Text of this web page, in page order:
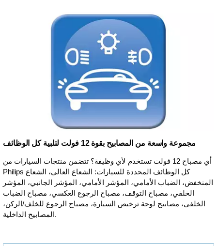
مجموعة واسعة من المصابيح بقوة 12 فولت لتلبية كل الوظائف
أي مصباح 12 فولت تستخدم لأي وظيفة؟ تتضمن منتجات السيارات من
Philips كل الوظائف المحددة للسيارات: الشعاع العالي، الشعاع
المنخفض، الضباب الأمامي، المؤشر الأمامي، المؤشر الجانبي، المؤشر
الخلفي، مصباح التوقف، مصباح الرجوع العكسي، مصباح الضباب
الخلفي، مصابيح لوحة ترخيص السيارة، مصباح الرجوع للخلف/الركن،
المصابيح الداخلية.